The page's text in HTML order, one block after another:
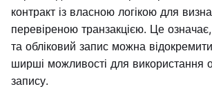
контракт із власною логікою для
перевіреною транзакцією. Це
та обліковий запис можна
ширші можливості для використання
запису.